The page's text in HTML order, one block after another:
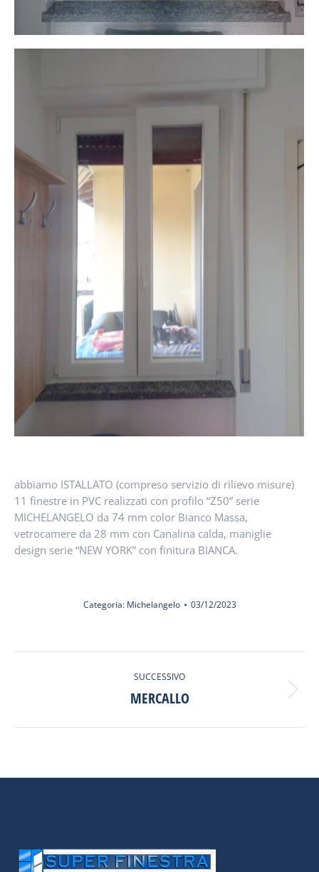
abbiamo ISTALLATO (compreso servizio di rilievo misure)
11 finestre in PVC realizzati con profilo “Z50” serie
MICHELANGELO da 74 mm color Bianco Massa,
vetrocamere da 28 mm con Canalina calda, maniglie
design serie “NEW YORK” con finitura BIANCA.
Categoria: Michelangelo 03/12/2023
SUCCESSIVO
Album
MERCALLO